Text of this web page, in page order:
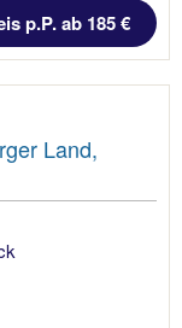
p.P. ab 185 €
Land,